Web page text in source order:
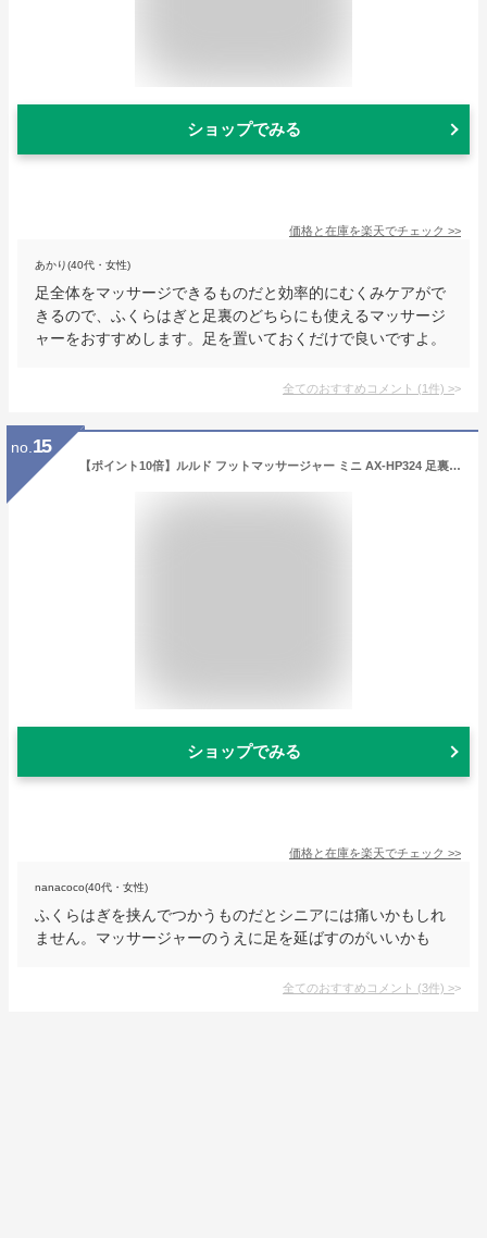
ショップでみる
価格と在庫を楽天でチェック >>
あかり(40代・女性)
足全体をマッサージできるものだと効率的にむくみケアがで
きるので、ふくらはぎと足裏のどちらにも使えるマッサージ
ャーをおすすめします。足を置いておくだけで良いですよ。
全てのおすすめコメント (1件) >
no. 15
【ポイント10倍】ルルド フットマッサージャー ミニ AX-HP324 足裏 マッサージ フットマッサージ 足 マッサージ器 寝ながら 土踏まず 足つぼ マッサージ機 電動 小型 フットケア 脚 ふくらはぎ 腰 ストレッチ グリグリ 指圧 コンパクト 収納 父の日 プレゼント ギフト
ショップでみる
価格と在庫を楽天でチェック >>
nanacoco(40代・女性)
ふくらはぎを挟んでつかうものだとシニアには痛いかもしれ
ません。マッサージャーのうえに足を延ばすのがいいかも
全てのおすすめコメント (3件) >